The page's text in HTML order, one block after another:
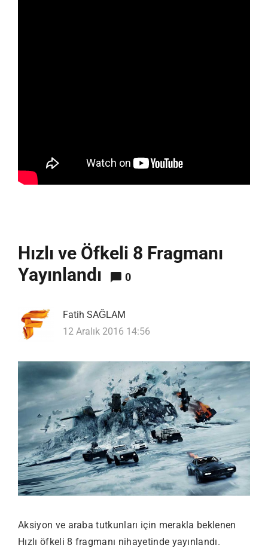
Hızlı ve Öfkeli 8 Fragmanı
Yayınlandı
0
Fatih SAĞLAM
12 Aralık 2016 14:56
Aksiyon ve araba tutkunları için merakla beklenen
Hızlı öfkeli 8 fragmanı nihayetinde yayınlandı.